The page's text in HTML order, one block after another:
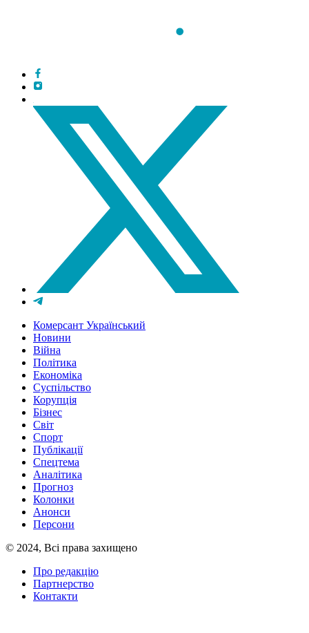
Комерсант Український
Новини
Війна
Політика
Економіка
Суспільство
Корупція
Бізнес
Світ
Спорт
Публікації
Спецтема
Аналітика
Прогноз
Колонки
Анонси
Персони
© 2024, Всі права захищено
Про редакцію
Партнерство
Контакти